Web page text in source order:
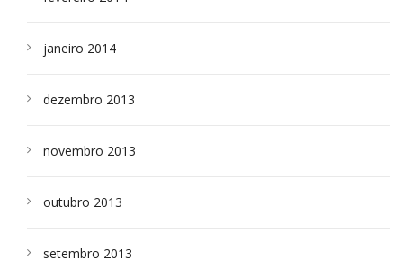
janeiro 2014
dezembro 2013
novembro 2013
outubro 2013
setembro 2013